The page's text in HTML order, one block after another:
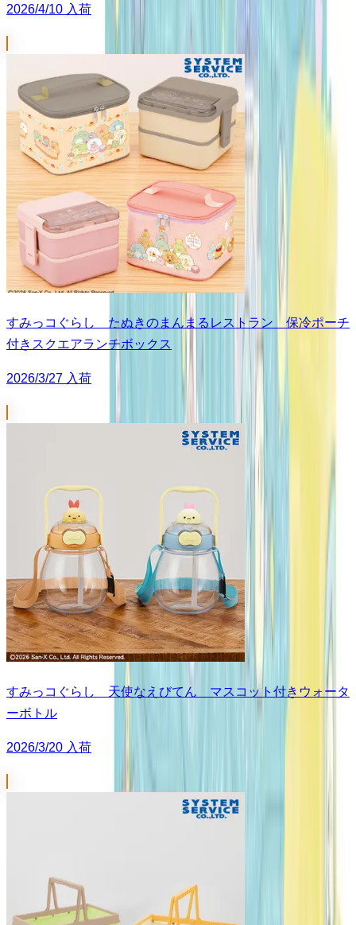
2026/4/10 入荷
すみっコぐらし たぬきのまんまるレストラン 保冷ポーチ
付きスクエアランチボックス
2026/3/27 入荷
すみっコぐらし 天使なえびてん マスコット付きウォータ
ーボトル
2026/3/20 入荷